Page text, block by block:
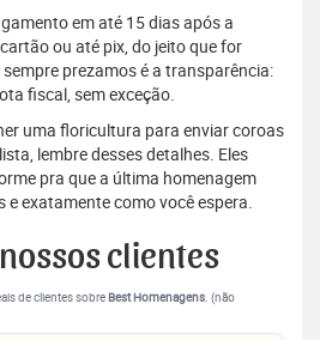
em até 15 dias após a
ou até pix, do jeito que for
prezamos é a transparência:
fiscal, sem exceção.
uma floricultura para enviar coroas
lembre desses detalhes. Eles
pra que a última homenagem
exatamente como você espera.
clientes
de clientes sobre Best Homenagens. (não